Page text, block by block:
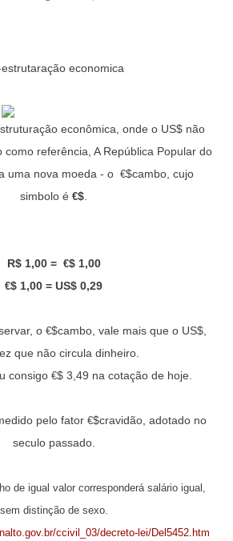
estrutaração economica
econômica, onde o US$ não
como referência, A República Popular do
uma nova moeda - o €$cambo, cujo
simbolo é €$
R$ 1,00 = €$ 1,00
€$ 1,00 = US$ 0,29
o €$cambo, vale mais que o US$,
que não circula dinheiro.
consigo €$ 3,49 na cotação de hoje.
pelo fator €$cravidão, adotado no
seculo passado.
de igual valor corresponderá salário igual,
sem distinção de sexo.
ccivil_03/decreto-lei/Del5452.htm